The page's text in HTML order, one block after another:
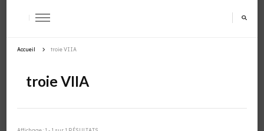
Accueil troie VIIA
troie VIIA